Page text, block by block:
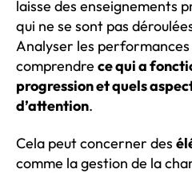
laisse des enseignements
qui ne se sont pas
Analyser les
comprendre ce qui a
progression et quels
d’attention.
Cela peut concerner des
comme la gestion de la